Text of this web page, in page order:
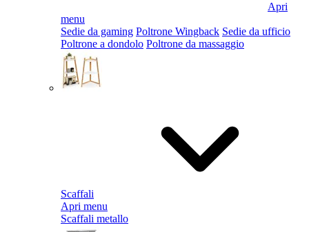
Apri
menu
Sedie da gaming Poltrone Wingback Sedie da ufficio
Poltrone a dondolo Poltrone da massaggio
Scaffali
Apri menu
Scaffali metallo